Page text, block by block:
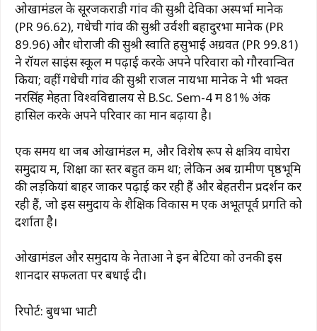
ओखामंडल के सूरजकराडी गांव की सुश्री देविका अस्पर्भा मानेक
(PR 96.62), गधेची गांव की सुश्री उर्वशी बहादुरभा मानेक (PR
89.96) और धोराजी की सुश्री स्वाति हसुभाई अग्रवत (PR 99.81)
ने रॉयल साइंस स्कूल में पढ़ाई करके अपने परिवारों को गौरवान्वित
किया; वहीं गधेची गांव की सुश्री राजल नायभा मानेक ने भी भक्त
नरसिंह मेहता विश्वविद्यालय से B.Sc. Sem-4 में 81% अंक
हासिल करके अपने परिवार का मान बढ़ाया है।
एक समय था जब ओखामंडल में, और विशेष रूप से क्षत्रिय वाघेरा
समुदाय में, शिक्षा का स्तर बहुत कम था; लेकिन अब ग्रामीण पृष्ठभूमि
की लड़कियां बाहर जाकर पढ़ाई कर रही हैं और बेहतरीन प्रदर्शन कर
रही हैं, जो इस समुदाय के शैक्षिक विकास में एक अभूतपूर्व प्रगति को
दर्शाता है।
ओखामंडल और समुदाय के नेताओं ने इन बेटियों को उनकी इस
शानदार सफलता पर बधाई दी।
रिपोर्ट: बुधभा भाटी